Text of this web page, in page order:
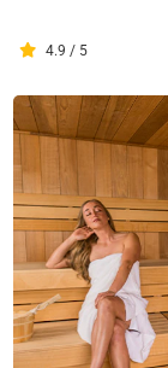
4.9 / 5